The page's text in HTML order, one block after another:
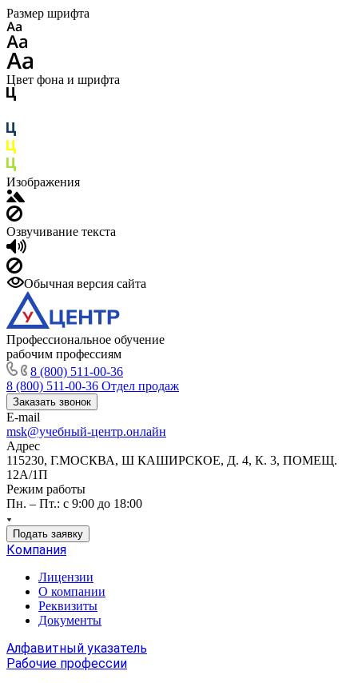
Размер шрифта
Цвет фона и шрифта
Изображения
Озвучивание текста
Обычная версия сайта
Профессиональное обучение
рабочим профессиям
8 (800) 511-00-36
8 (800) 511-00-36 Отдел продаж
Заказать звонок
E-mail
msk@учебный-центр.онлайн
Адрес
115230, Г.МОСКВА, Ш КАШИРСКОЕ, Д. 4, К. 3, ПОМЕЩ.
12А/1П
Режим работы
Пн. – Пт.: с 9:00 до 18:00
Подать заявку
Компания
Лицензии
О компании
Реквизиты
Документы
Алфавитный указатель
Рабочие профессии